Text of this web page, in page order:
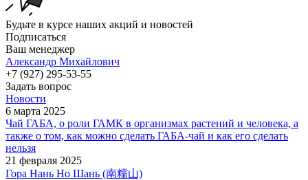
Будьте в курсе наших акций и новостей
Подписаться
Ваш менеджер
Александр Михайлович
+7 (927) 295-53-55
Задать вопрос
Новости
6 марта 2025
Чай ГАБА, о роли ГАМК в организмах растений и человека, а
также о том, как можно сделать ГАБА-чай и как его сделать
нельзя
21 февраля 2025
Гора Нань Но Шань (南糯山)